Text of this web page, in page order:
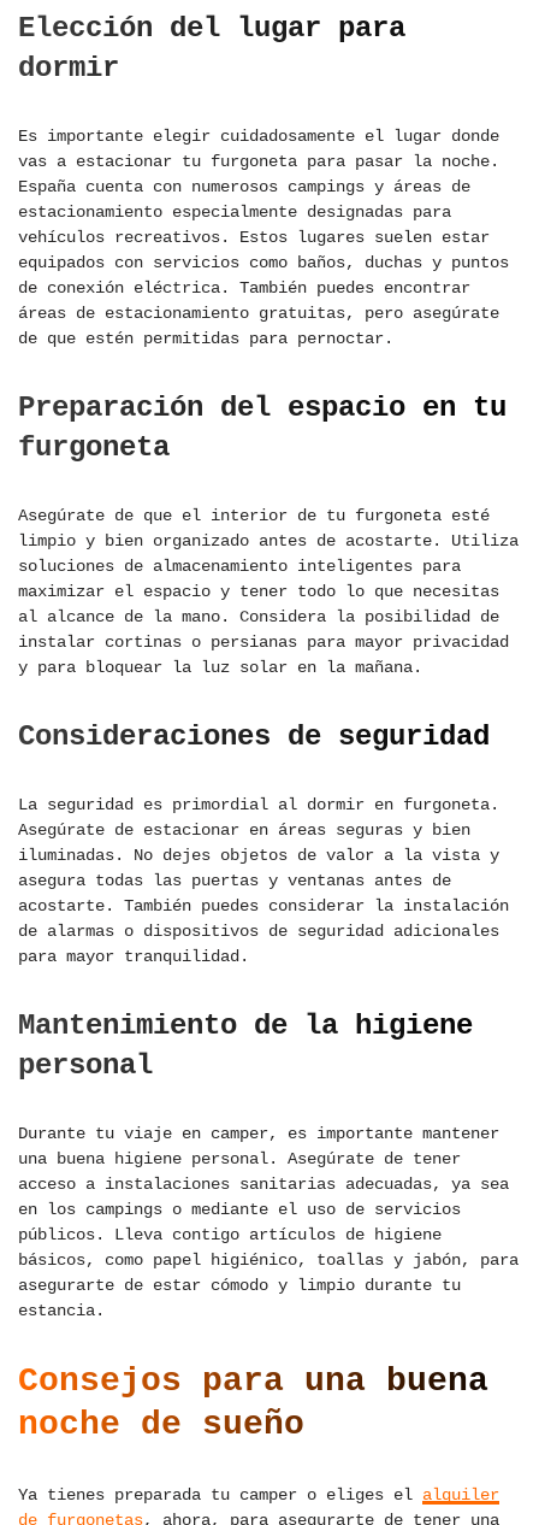
Elección del lugar para
dormir
Es importante elegir cuidadosamente el lugar donde
vas a estacionar tu furgoneta para pasar la noche.
España cuenta con numerosos campings y áreas de
estacionamiento especialmente designadas para
vehículos recreativos. Estos lugares suelen estar
equipados con servicios como baños, duchas y puntos
de conexión eléctrica. También puedes encontrar
áreas de estacionamiento gratuitas, pero asegúrate
de que estén permitidas para pernoctar.
Preparación del espacio en tu
furgoneta
Asegúrate de que el interior de tu furgoneta esté
limpio y bien organizado antes de acostarte. Utiliza
soluciones de almacenamiento inteligentes para
maximizar el espacio y tener todo lo que necesitas
al alcance de la mano. Considera la posibilidad de
instalar cortinas o persianas para mayor privacidad
y para bloquear la luz solar en la mañana.
Consideraciones de seguridad
La seguridad es primordial al dormir en furgoneta.
Asegúrate de estacionar en áreas seguras y bien
iluminadas. No dejes objetos de valor a la vista y
asegura todas las puertas y ventanas antes de
acostarte. También puedes considerar la instalación
de alarmas o dispositivos de seguridad adicionales
para mayor tranquilidad.
Mantenimiento de la higiene
personal
Durante tu viaje en camper, es importante mantener
una buena higiene personal. Asegúrate de tener
acceso a instalaciones sanitarias adecuadas, ya sea
en los campings o mediante el uso de servicios
públicos. Lleva contigo artículos de higiene
básicos, como papel higiénico, toallas y jabón, para
asegurarte de estar cómodo y limpio durante tu
estancia.
Consejos para una buena
noche de sueño
Ya tienes preparada tu camper o eliges el alquiler
de furgonetas, ahora, para asegurarte de tener una